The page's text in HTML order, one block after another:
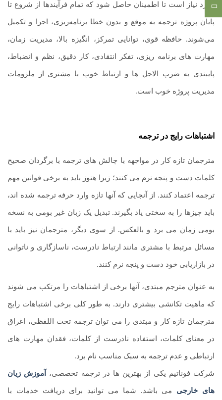
مورد نیاز است تا اطمینان حاصل شود که تمام فرآیندها از شروع تا
پایان پروژه ترجمه به موقع و بدون خطا برنامه‌ریزی، اجرا و تکمیل
می‌شوند. حافظه قوی، توانایی تمرکز، انگیزه بالا، مدیریت زمان،
مهارت های برنامه ریزی، تفکر انتقادی، کار دقیق، نظم و انضباط،
پایبندی به ضرب الاجل ها و ارتباط خوب با مشتری از ملزومات
مدیریت پروژه خوب است.
اشتباهات رایج در ترجمه
مترجمان تازه کار در مواجهه با چالش های ترجمه با برگردان صحیح
کلمات دست و پنجه نرم می کنند؛ زیرا هنوز باید به برخی قوانین مهم
ترجمه اعتماد کنند. از آنجایی که آنها تازه وارد حرفه ترجمه شده اند،
باید چیزها را به سختی یاد بگیرند. تبدیل یک زبان غیر بومی به نسخه
بومی زمان می برد و بالعکس. از سوی دیگر، مترجمان نیز باید با
مسائل مرتبط با مشتری مانند ارتباط نادرست، ناسازگاری و ناتوانی
در بازاریابی خود دست و پنجه نرم کنند.
به عنوان مترجم مبتدی، آنها برخی از اشتباهات را مرتکب می شوند
که ماهیت تکانشی بیشتری دارند. به طور کلی برخی اشتباهات رایج
مترجمان تازه کار و مبتدی را می توان ترجمه تحت اللفظی، اغراق
در معنای کلمات، استفاده نادرست از کلمات، فقدان مهارت های
ارتباطی و عدم ترجمه به سبک مناسب نام برد.
شرکت فوناتیم یکی از بهترین ها در ترجمه تخصصی، آموزش زیان
های خارجی می باشد. شما می توانید برای دریافت خدمات با